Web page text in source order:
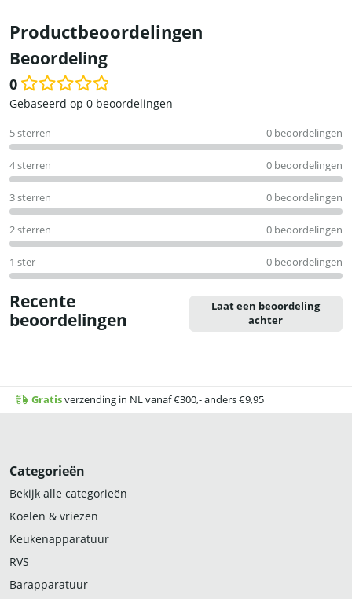
Productbeoordelingen
Beoordeling
0
Waardering
uit
5
Gebaseerd op 0 beoordelingen
5 sterren 0 beoordelingen
4 sterren 0 beoordelingen
3 sterren 0 beoordelingen
2 sterren 0 beoordelingen
1 ster 0 beoordelingen
Recente
beoordelingen
Laat een beoordeling
achter
Gratisverzending in NL vanaf €300,- anders €9,95
Categorieën
Bekijk alle categorieën
Koelen & vriezen
Keukenapparatuur
RVS
Barapparatuur